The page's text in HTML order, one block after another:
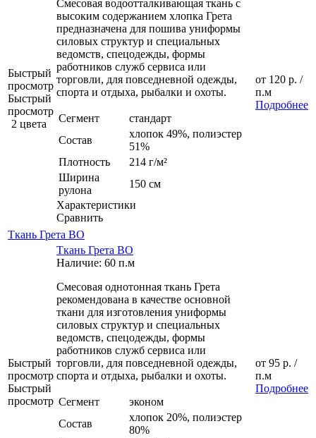
Быстрый
просмотр
Быстрый
просмотр
2 цвета
Смесовая водоотталкивающая ткань с
высоким содержанием хлопка Грета
предназначена для пошива униформы
силовых структур и специальных
ведомств, спецодежды, формы
работников служб сервиса или
торговли, для повседневной одежды,
спорта и отдыха, рыбалки и охоты.
Сегмент
стандарт
Состав
хлопок 49%, полиэстер
51%
Плотность
214 г/м²
Ширина
рулона
150 см
Характеристики
Сравнить
от 120 р. /
п.м
Подробнее
Ткань Грета ВО
Быстрый
просмотр
Быстрый
просмотр
Ткань Грета ВО
Наличие: 60 п.м
Смесовая однотонная ткань Грета
рекомендована в качестве основной
ткани для изготовления униформы
силовых структур и специальных
ведомств, спецодежды, формы
работников служб сервиса или
торговли, для повседневной одежды,
спорта и отдыха, рыбалки и охоты.
Сегмент
эконом
Состав
хлопок 20%, полиэстер
80%
от 95 р. /
п.м
Подробнее